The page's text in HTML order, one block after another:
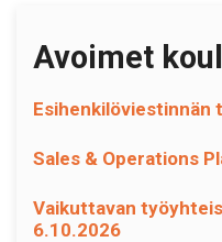
Avoimet
Esihenkilöviestinnän
Sales & Operations
Vaikuttavan
6.10.2026